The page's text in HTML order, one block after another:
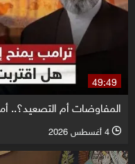
49:49
المفاوضات أم التصعيد؟..
l 4 أغسطس 2026